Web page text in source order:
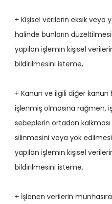
+ Kişisel verilerin eksik veya
halinde bunların
yapılan işlemin kişisel
bildirilmesini isteme,
+ Kanun ve ilgili diğer
işlenmiş olmasına rağmen,
sebeplerin ortadan
silinmesini veya yok
yapılan işlemin kişisel
bildirilmesini isteme,
+ İşlenen verilerin